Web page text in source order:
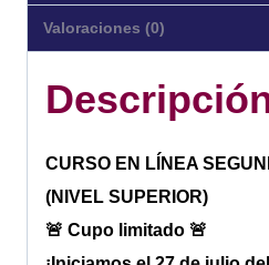
Valoraciones (0)
CURSO EN LÍNEA
(NIVEL SUPERIOR)
🚨 Cupo limitado 🚨